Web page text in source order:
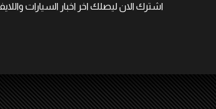
اشترك الان ليصلك اخر اخبار السيارات